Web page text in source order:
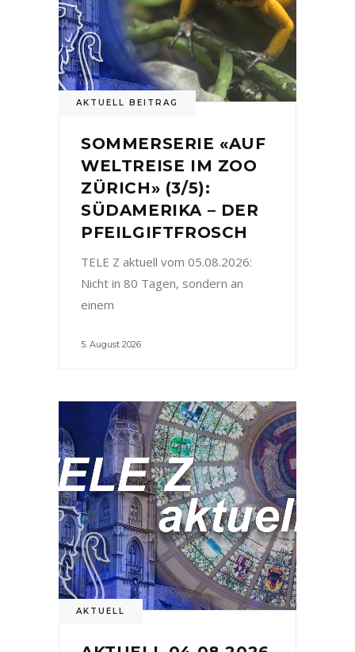
AKTUELL BEITRAG
SOMMERSERIE «AUF
WELTREISE IM ZOO
ZÜRICH» (3/5):
SÜDAMERIKA – DER
PFEILGIFTFROSCH
TELE Z aktuell vom 05.08.2026:
Nicht in 80 Tagen, sondern an
einem
5. August 2026
AKTUELL